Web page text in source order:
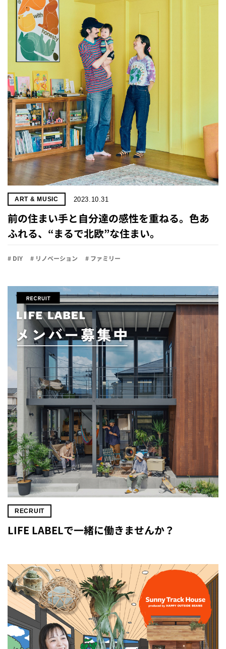
ART & MUSIC 2023.10.31
前の住まい手と自分達の感性を重ねる。色あ
ふれる、“まるで北欧”な住まい。
# DIY # リノベーション # ファミリー
RECRUIT
LIFE LABELで一緒に働きませんか？